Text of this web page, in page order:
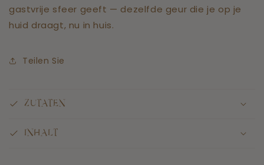
gastvrije sfeer geeft — dezelfde geur die je op je
huid draagt, nu in huis.
Teilen Sie
ZUTATEN
INHALT